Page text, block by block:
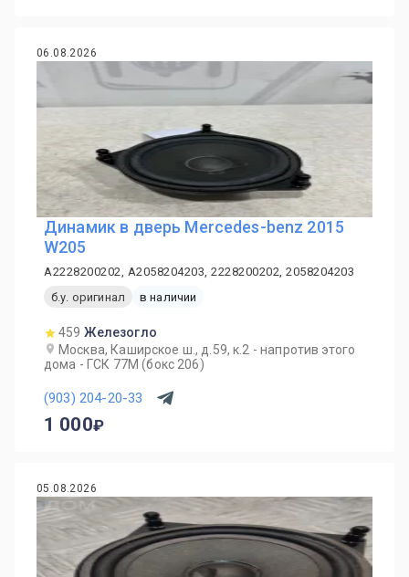
06.08.2026
Динамик в дверь Mercedes-benz 2015
W205
A2228200202, A2058204203, 2228200202, 2058204203
б.у. оригинал
в наличии
459 Железогло
Москва, Каширское ш., д.59, к.2 - напротив этого
дома - ГСК 77М (бокс 206)
(903) 204-20-33
1 000
05.08.2026